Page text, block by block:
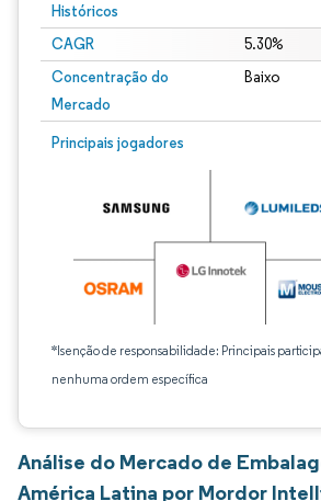
Históricos
CAGR 5.30%
Concentração do
Mercado
Baixo
Principais jogadores
*Isenção de responsabilidade: Principais
nenhuma ordem específica
Análise do Mercado de
América Latina por Mordor